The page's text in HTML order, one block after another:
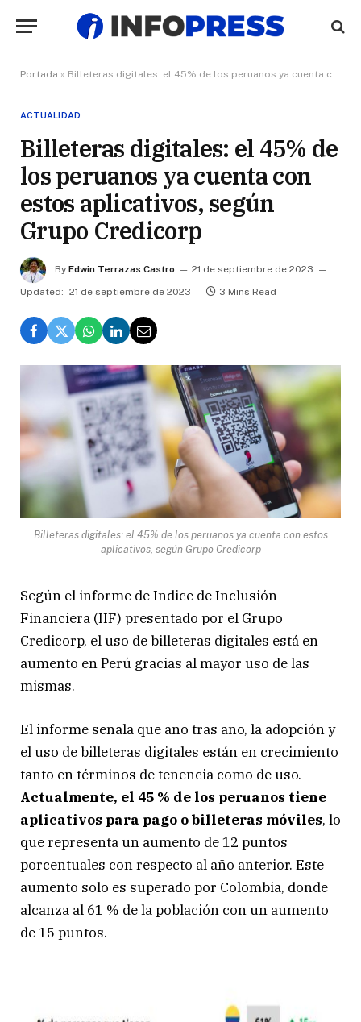
Portada » Billeteras digitales: el 45% de los peruanos ya cuenta con estos aplicativos, según Grupo Credicorp
ACTUALIDAD
Billeteras digitales: el 45% de
los peruanos ya cuenta con
estos aplicativos, según
Grupo Credicorp
By Edwin Terrazas Castro
21 de septiembre de 2023
Updated: 21 de septiembre de 2023 3 Mins Read
Billeteras digitales: el 45% de los peruanos ya cuenta con estos
aplicativos, según Grupo Credicorp
Según el informe de Indice de Inclusión
Financiera (IIF) presentado por el Grupo
Credicorp, el uso de billeteras digitales está en
aumento en Perú gracias al mayor uso de las
mismas.
El informe señala que año tras año, la adopción y
el uso de billeteras digitales están en crecimiento
tanto en términos de tenencia como de uso.
Actualmente, el 45 % de los peruanos tiene
aplicativos para pago o billeteras móviles, lo
que representa un aumento de 12 puntos
porcentuales con respecto al año anterior. Este
aumento solo es superado por Colombia, donde
alcanza al 61 % de la población con un aumento
de 15 puntos.